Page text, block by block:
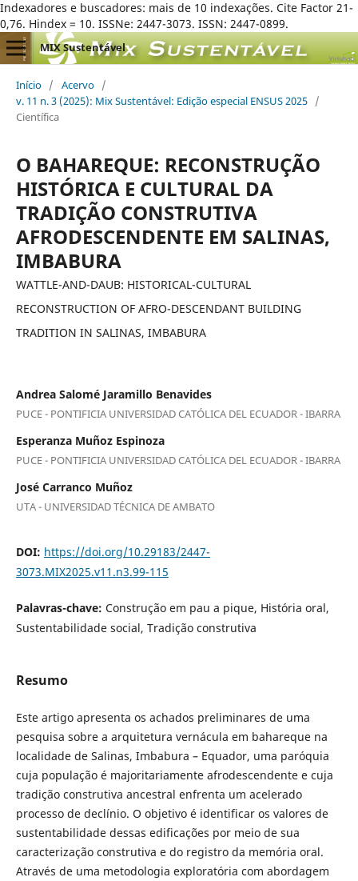
Indexadores e buscadores: mais de 10 indexações. Cite Factor 21-
0,76. Hindex = 10. ISSNe: 2447-3073. ISSN: 2447-0899.
MIX Sustentável
Início / Acervo /
v. 11 n. 3 (2025): Mix Sustentável: Edição especial ENSUS 2025 /
Científica
O BAHAREQUE: RECONSTRUÇÃO
HISTÓRICA E CULTURAL DA
TRADIÇÃO CONSTRUTIVA
AFRODESCENDENTE EM SALINAS,
IMBABURA
WATTLE-AND-DAUB: HISTORICAL-CULTURAL
RECONSTRUCTION OF AFRO-DESCENDANT BUILDING
TRADITION IN SALINAS, IMBABURA
Andrea Salomé Jaramillo Benavides
PUCE - PONTIFICIA UNIVERSIDAD CATÓLICA DEL ECUADOR - IBARRA
Esperanza Muñoz Espinoza
PUCE - PONTIFICIA UNIVERSIDAD CATÓLICA DEL ECUADOR - IBARRA
José Carranco Muñoz
UTA - UNIVERSIDAD TÉCNICA DE AMBATO
DOI: https://doi.org/10.29183/2447-
3073.MIX2025.v11.n3.99-115
Palavras-chave: Construção em pau a pique, História oral,
Sustentabilidade social, Tradição construtiva
Resumo
Este artigo apresenta os achados preliminares de uma
pesquisa sobre a arquitetura vernácula em bahareque na
localidade de Salinas, Imbabura – Equador, uma paróquia
cuja população é majoritariamente afrodescendente e cuja
tradição construtiva ancestral enfrenta um acelerado
processo de declínio. O objetivo é identificar os valores de
sustentabilidade dessas edificações por meio de sua
caracterização construtiva e do registro da memória oral.
Através de uma metodologia exploratória com abordagem